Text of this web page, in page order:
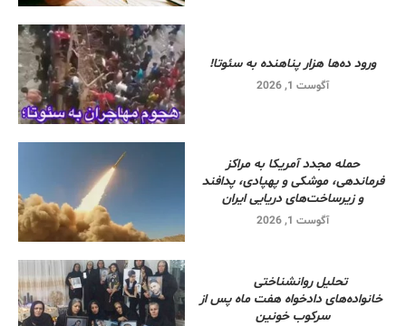
ورود ده‌ها هزار پناهنده به سئوتا!
آگوست 1, 2026
حمله مجدد آمریکا به مراکز
فرماندهی، موشکی و پهپادی، پدافند
و زیرساخت‌های دریایی ایران
آگوست 1, 2026
تحلیل روانشناختی
خانواده‌های دادخواه هفت ماه پس از
سرکوب خونین